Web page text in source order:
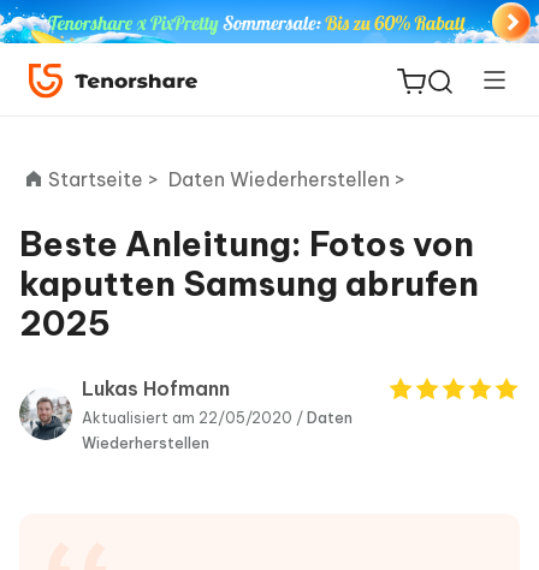
ReiBoot
for iOS
PDF
Editor
Neu
Startseite > Daten Wiederherstellen >
Beste Anleitung: Fotos von
kaputten Samsung abrufen
2025
Lukas Hofmann
Aktualisiert am 22/05/2020 / Daten
Wiederherstellen